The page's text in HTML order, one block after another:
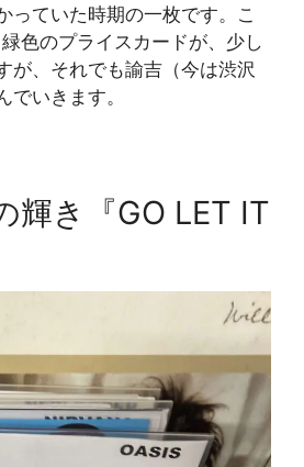
っていた時期の一枚です。こ
色のプライスカードが、少し
が、それでも諭吉（今は渋沢
でいきます。
輝き『GO LET IT